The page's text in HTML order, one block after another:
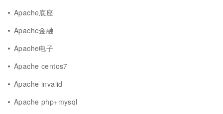
Apache底座
Apache金融
Apache电子
Apache centos7
Apache invalid
Apache php+mysql